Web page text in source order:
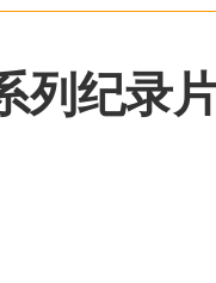
列纪录